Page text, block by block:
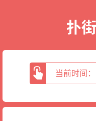
扑
当前时间